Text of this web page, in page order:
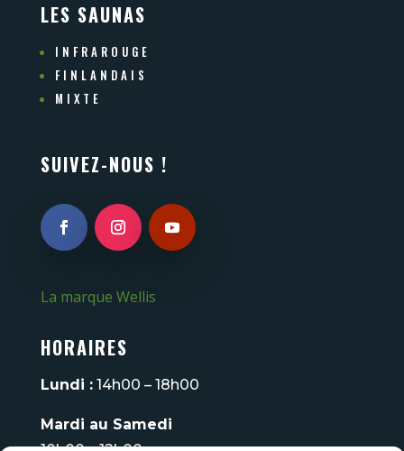
LES SAUNAS
INFRAROUGE
FINLANDAIS
MIXTE
SUIVEZ-NOUS !
La marque Wellis
HORAIRES
Lundi :14h00 – 18h00
Mardi au Samedi